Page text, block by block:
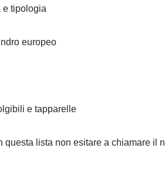
e tipologia
europeo
e tapparelle
lista non esitare a chiamare il